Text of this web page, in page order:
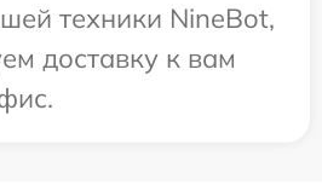
техники NineBot,
доставку к вам